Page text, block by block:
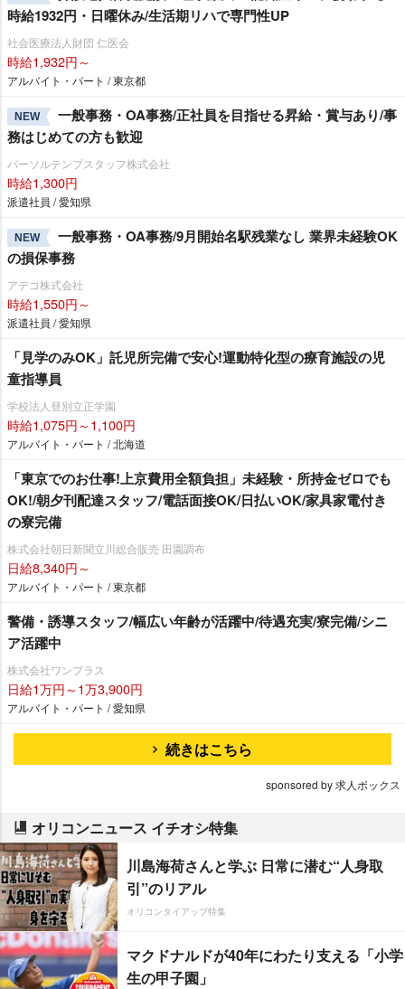
時給1932円・日曜休み/生活期リハで専門性UP
社会医療法人財団 仁医会
時給1,932円～
アルバイト・パート / 東京都
NEW
一般事務・OA事務/正社員を目指せる昇給・賞与あり/事
務はじめての方も歓迎
パーソルテンプスタッフ株式会社
時給1,300円
派遣社員 / 愛知県
NEW
一般事務・OA事務/9月開始名駅残業なし 業界未経験OK
の損保事務
アデコ株式会社
時給1,550円～
派遣社員 / 愛知県
「見学のみOK」託児所完備で安心!運動特化型の療育施設の児
童指導員
学校法人登別立正学園
時給1,075円～1,100円
アルバイト・パート / 北海道
「東京でのお仕事!上京費用全額負担」未経験・所持金ゼロでも
OK!/朝夕刊配達スタッフ/電話面接OK/日払いOK/家具家電付き
の寮完備
株式会社朝日新聞立川総合販売 田園調布
日給8,340円～
アルバイト・パート / 東京都
警備・誘導スタッフ/幅広い年齢が活躍中/待遇充実/寮完備/シニ
ア活躍中
株式会社ワンプラス
日給1万円～1万3,900円
アルバイト・パート / 愛知県
続きはこちら
sponsored by 求人ボックス
オリコンニュース イチオシ特集
川島海荷さんと学ぶ 日常に潜む“人身取
引”のリアル
オリコンタイアップ特集
マクドナルドが40年にわたり支える「小学
生の甲子園」